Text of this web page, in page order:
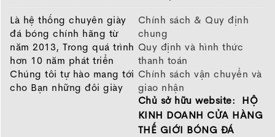
Pickleballcó độ ổn định cao, GEL-RESOLUTION X là
một trong những lựa chọn nổi bật của Asics.
2. Thiết kế dành cho người chơi yêu
thích sự ổn định
Là hệ thống chuyên giày
đá bóng chính hãng từ
năm 2013, Trong quá trình
hơn 10 năm phát triển
Chúng tôi tự hào mang tới
cho Bạn những đôi giày
Chính sách & Quy định
chung
Quy định và hình thức
thanh toán
Chính sách vận chuyển và
giao nhận
Chính sách bảo hành
Chính sách bảo mật thông
tin
Chủ sở hữu website: HỘ
KINH DOANH CỬA HÀNG
THẾ GIỚI BÓNG ĐÁ